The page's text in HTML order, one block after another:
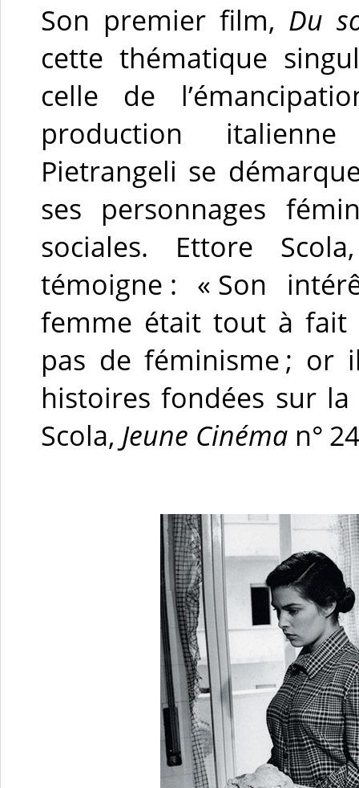
Son premier film, Du
cette thématique
celle de
production italienne
Pietrangeli se
ses personnages
sociales. Ettore
témoigne : « Son
femme était tout à fait
pas de féminisme ; or
histoires fondées sur
Scola, Jeune Cinéma n°